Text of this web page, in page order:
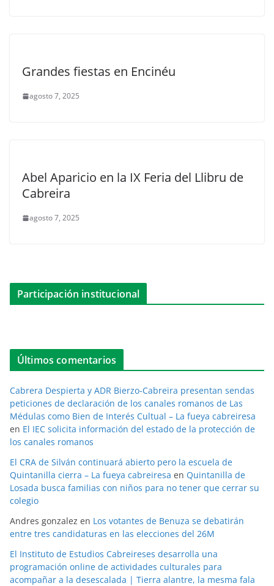
Grandes fiestas en Encinéu
agosto 7, 2025
Abel Aparicio en la IX Feria del Llibru de
Cabreira
agosto 7, 2025
Participación institucional
Últimos comentarios
Cabrera Despierta y ADR Bierzo-Cabreira presentan sendas
peticiones de declaración de los canales romanos de Las
Médulas como Bien de Interés Cultual – La fueya cabreiresa
en El IEC solicita información del estado de la protección de
los canales romanos
El CRA de Silván continuará abierto pero la escuela de
Quintanilla cierra – La fueya cabreiresa en Quintanilla de
Losada busca familias con niños para no tener que cerrar su
colegio
Andres gonzalez en Los votantes de Benuza se debatirán
entre tres candidaturas en las elecciones del 26M
El Instituto de Estudios Cabreireses desarrolla una
programación online de actividades culturales para
acompañar a la desescalada | Tierra alantre, la mesma fala